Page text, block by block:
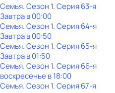
Семья. Сезон 1. Серия 63-я
Завтра в 00:00
Семья. Сезон 1. Серия 64-я
Завтра в 00:50
Семья. Сезон 1. Серия 65-я
Завтра в 01:50
Семья. Сезон 1. Серия 66-я
воскресенье в18:00
Семья. Сезон 1. Серия 67-я